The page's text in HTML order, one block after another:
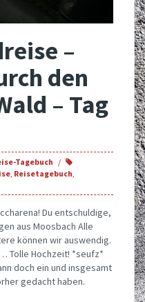
–
den
– Tag
Tagebuch
Reisetagebuch
Du entschuldige,
aus Moosbach Alle
können wir auswendig.
Tolle Hochzeit! *seufz*
doch ein und insgesamt
gedacht haben.